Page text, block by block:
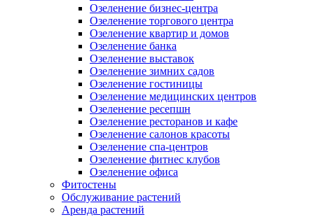
Озеленение бизнес-центра
Озеленение торгового центра
Озеленение квартир и домов
Озеленение банка
Озеленение выставок
Озеленение зимних садов
Озеленение гостиницы
Озеленение медицинских центров
Озеленение ресепшн
Озеленение ресторанов и кафе
Озеленение салонов красоты
Озеленение спа-центров
Озеленение фитнес клубов
Озеленение офиса
Фитостены
Обслуживание растений
Аренда растений